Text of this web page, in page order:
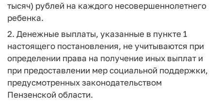
тысяч) рублей на каждого несовершеннолетнего
ребенка.
2. Денежные выплаты, указанные в пункте 1
настоящего постановления, не учитываются при
определении права на получение иных выплат и
при предоставлении мер социальной поддержки,
предусмотренных законодательством
Пензенской области.